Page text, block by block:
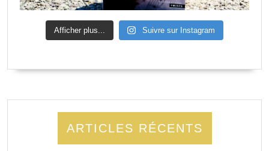
Afficher plus... Suivre sur Instagram
ARTICLES RÉCENTS